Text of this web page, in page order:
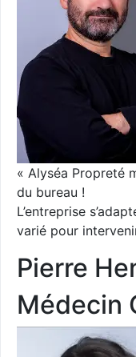
« Alyséa Propreté
du bureau !
L’entreprise
varié pour
Pierre
Médecin